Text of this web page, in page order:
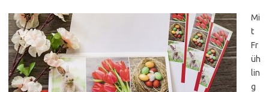
Mi
t
Fr
üh
lin
g